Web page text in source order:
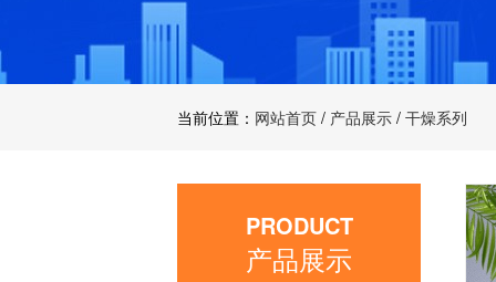
当前位置： 网站首页 / 产品展示 / 干燥系列
PRODUCT
产品展示